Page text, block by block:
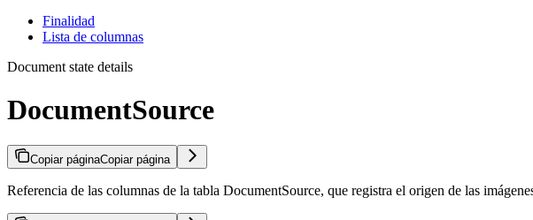
Finalidad
Lista de columnas
Document state details
DocumentSource
Copiar páginaCopiar página
Referencia de las columnas de la tabla DocumentSource, que registra el origen de las